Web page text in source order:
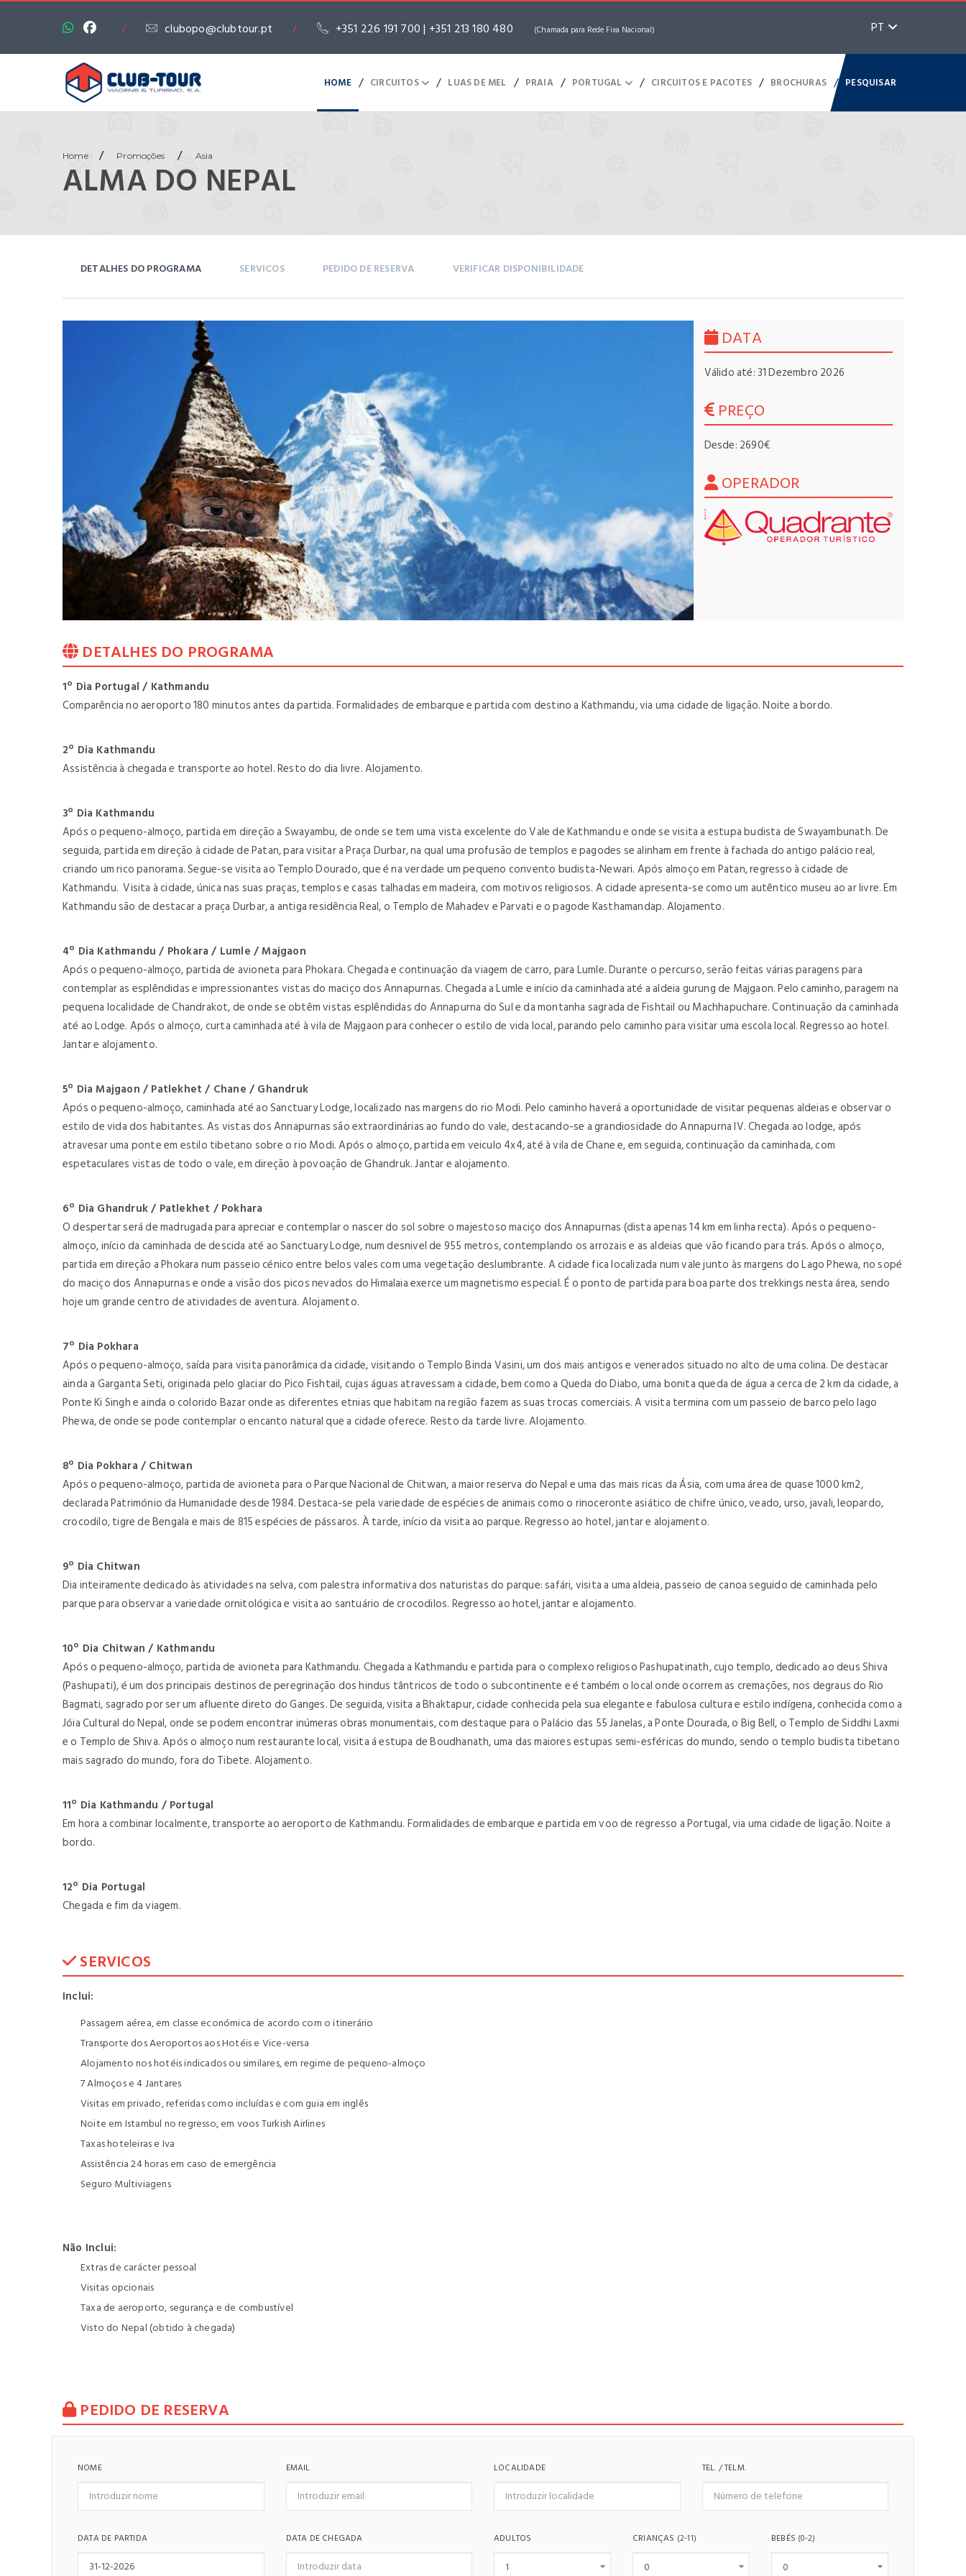
/ clubopo@clubtour.pt / +351 226 191 700 | +351 213 180 480 (Chamada para Rede Fixa Nacional) PT
HOME / CIRCUITOS / LUAS DE MEL / PRAIA / PORTUGAL / CIRCUITOS E PACOTES / BROCHURAS / PESQUISAR
Home / Promoções / Asia
ALMA DO NEPAL
DETALHES DO PROGRAMA SERVICOS PEDIDO DE RESERVA VERIFICAR DISPONIBILIDADE
DATA
Válido até: 31 Dezembro 2026
PREÇO
Desde: 2690€
OPERADOR
DETALHES DO PROGRAMA
1º Dia Portugal / Kathmandu
Comparência no aeroporto 180 minutos antes da partida. Formalidades de embarque e partida com destino a Kathmandu, via uma cidade de ligação. Noite a bordo.
2º Dia Kathmandu
Assistência à chegada e transporte ao hotel. Resto do dia livre. Alojamento.
3º Dia Kathmandu
Após o pequeno-almoço, partida em direção a Swayambu, de onde se tem uma vista excelente do Vale de Kathmandu e onde se visita a estupa budista de Swayambunath. De
seguida, partida em direção à cidade de Patan, para visitar a Praça Durbar, na qual uma profusão de templos e pagodes se alinham em frente à fachada do antigo palácio real,
criando um rico panorama. Segue-se visita ao Templo Dourado, que é na verdade um pequeno convento budista-Newari. Após almoço em Patan, regresso à cidade de
Kathmandu. Visita à cidade, única nas suas praças, templos e casas talhadas em madeira, com motivos religiosos. A cidade apresenta-se como um autêntico museu ao ar livre. Em
Kathmandu são de destacar a praça Durbar, a antiga residência Real, o Templo de Mahadev e Parvati e o pagode Kasthamandap. Alojamento.
4º Dia Kathmandu / Phokara / Lumle / Majgaon
Após o pequeno-almoço, partida de avioneta para Phokara. Chegada e continuação da viagem de carro, para Lumle. Durante o percurso, serão feitas várias paragens para
contemplar as esplêndidas e impressionantes vistas do maciço dos Annapurnas. Chegada a Lumle e início da caminhada até a aldeia gurung de Majgaon. Pelo caminho, paragem na
pequena localidade de Chandrakot, de onde se obtêm vistas esplêndidas do Annapurna do Sul e da montanha sagrada de Fishtail ou Machhapuchare. Continuação da caminhada
até ao Lodge. Após o almoço, curta caminhada até à vila de Majgaon para conhecer o estilo de vida local, parando pelo caminho para visitar uma escola local. Regresso ao hotel.
Jantar e alojamento.
5º Dia Majgaon / Patlekhet / Chane / Ghandruk
Após o pequeno-almoço, caminhada até ao Sanctuary Lodge, localizado nas margens do rio Modi. Pelo caminho haverá a oportunidade de visitar pequenas aldeias e observar o
estilo de vida dos habitantes. As vistas dos Annapurnas são extraordinárias ao fundo do vale, destacando-se a grandiosidade do Annapurna IV. Chegada ao lodge, após
atravesar uma ponte em estilo tibetano sobre o rio Modi. Após o almoço, partida em veiculo 4x4, até à vila de Chane e, em seguida, continuação da caminhada, com
espetaculares vistas de todo o vale, em direção à povoação de Ghandruk. Jantar e alojamento.
6º Dia Ghandruk / Patlekhet / Pokhara
O despertar será de madrugada para apreciar e contemplar o nascer do sol sobre o majestoso maciço dos Annapurnas (dista apenas 14 km em linha recta). Após o pequeno-
almoço, início da caminhada de descida até ao Sanctuary Lodge, num desnivel de 955 metros, contemplando os arrozais e as aldeias que vão ficando para trás. Após o almoço,
partida em direção a Phokara num passeio cénico entre belos vales com uma vegetação deslumbrante. A cidade fica localizada num vale junto às margens do Lago Phewa, no sopé
do maciço dos Annapurnas e onde a visão dos picos nevados do Himalaia exerce um magnetismo especial. É o ponto de partida para boa parte dos trekkings nesta área, sendo
hoje um grande centro de atividades de aventura. Alojamento.
7º Dia Pokhara
Após o pequeno-almoço, saída para visita panorâmica da cidade, visitando o Templo Binda Vasini, um dos mais antigos e venerados situado no alto de uma colina. De destacar
ainda a Garganta Seti, originada pelo glaciar do Pico Fishtail, cujas águas atravessam a cidade, bem como a Queda do Diabo, uma bonita queda de água a cerca de 2 km da cidade, a
Ponte Ki Singh e ainda o colorido Bazar onde as diferentes etnias que habitam na região fazem as suas trocas comerciais. A visita termina com um passeio de barco pelo lago
Phewa, de onde se pode contemplar o encanto natural que a cidade oferece. Resto da tarde livre. Alojamento.
8º Dia Pokhara / Chitwan
Após o pequeno-almoço, partida de avioneta para o Parque Nacional de Chitwan, a maior reserva do Nepal e uma das mais ricas da Ásia, com uma área de quase 1000 km2,
declarada Património da Humanidade desde 1984. Destaca-se pela variedade de espécies de animais como o rinoceronte asiático de chifre único, veado, urso, javali, leopardo,
crocodilo, tigre de Bengala e mais de 815 espécies de pássaros. À tarde, início da visita ao parque. Regresso ao hotel, jantar e alojamento.
9º Dia Chitwan
Dia inteiramente dedicado às atividades na selva, com palestra informativa dos naturistas do parque: safári, visita a uma aldeia, passeio de canoa seguido de caminhada pelo
parque para observar a variedade ornitológica e visita ao santuário de crocodilos. Regresso ao hotel, jantar e alojamento.
10º Dia Chitwan / Kathmandu
Após o pequeno-almoço, partida de avioneta para Kathmandu. Chegada a Kathmandu e partida para o complexo religioso Pashupatinath, cujo templo, dedicado ao deus Shiva
(Pashupati), é um dos principais destinos de peregrinação dos hindus tântricos de todo o subcontinente e é também o local onde ocorrem as cremações, nos degraus do Rio
Bagmati, sagrado por ser um afluente direto do Ganges. De seguida, visita a Bhaktapur, cidade conhecida pela sua elegante e fabulosa cultura e estilo indígena, conhecida como a
Jóia Cultural do Nepal, onde se podem encontrar inúmeras obras monumentais, com destaque para o Palácio das 55 Janelas, a Ponte Dourada, o Big Bell, o Templo de Siddhi Laxmi
e o Templo de Shiva. Após o almoço num restaurante local, visita á estupa de Boudhanath, uma das maiores estupas semi-esféricas do mundo, sendo o templo budista tibetano
mais sagrado do mundo, fora do Tibete. Alojamento.
11º Dia Kathmandu / Portugal
Em hora a combinar localmente, transporte ao aeroporto de Kathmandu. Formalidades de embarque e partida em voo de regresso a Portugal, via uma cidade de ligação. Noite a
bordo.
12º Dia Portugal
Chegada e fim da viagem.
SERVICOS
Inclui:
Passagem aérea, em classe económica de acordo com o itinerário
Transporte dos Aeroportos aos Hotéis e Vice-versa
Alojamento nos hotéis indicados ou similares, em regime de pequeno-almoço
7 Almoços e 4 Jantares
Visitas em privado, referidas como incluídas e com guia em inglês
Noite em Istambul no regresso, em voos Turkish Airlines
Taxas hoteleiras e Iva
Assistência 24 horas em caso de emergência
Seguro Multiviagens
Não Inclui:
Extras de carácter pessoal
Visitas opcionais
Taxa de aeroporto, segurança e de combustível
Visto do Nepal (obtido à chegada)
PEDIDO DE RESERVA
NOME EMAIL LOCALIDADE TEL. / TELM.
DATA DE PARTIDA DATA DE CHEGADA ADULTOS CRIANÇAS (2-11) BEBÉS (0-2)